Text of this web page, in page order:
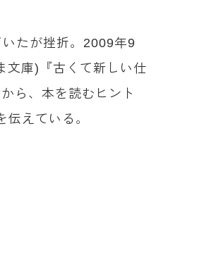
たが挫折。2009年9
文庫)『古くて新しい仕
ら、本を読むヒント
えている。